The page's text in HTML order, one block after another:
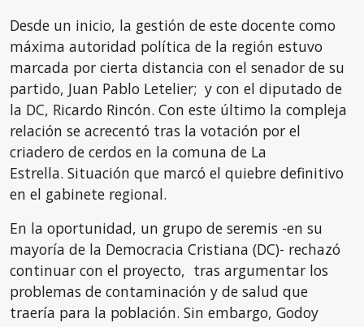
Desde un inicio, la gestión de este docente como
máxima autoridad política de la región estuvo
marcada por cierta distancia con el senador de su
partido, Juan Pablo Letelier; y con el diputado de
la DC, Ricardo Rincón. Con este último la compleja
relación se acrecentó tras la votación por el
criadero de cerdos en la comuna de La
Estrella. Situación que marcó el quiebre definitivo
en el gabinete regional.
En la oportunidad, un grupo de seremis -en su
mayoría de la Democracia Cristiana (DC)- rechazó
continuar con el proyecto, tras argumentar los
problemas de contaminación y de salud que
traería para la población. Sin embargo, Godoy